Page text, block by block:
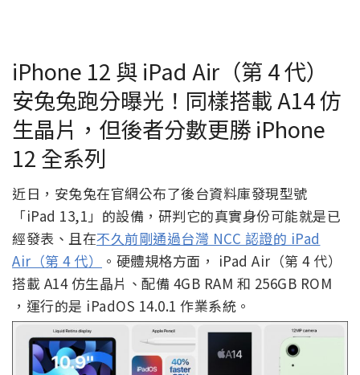
iPhone 12 與 iPad Air（第 4 代）
安兔兔跑分曝光！同樣搭載 A14 仿
生晶片，但後者分數更勝 iPhone
12 全系列
近日，安兔兔在官網公布了後台資料庫發現型號
「iPad 13,1」的設備，研判它的真實身份可能就是已
經發表、且在不久前剛通過台灣 NCC 認證的 iPad
Air（第 4 代）
。硬體規格方面， iPad Air（第 4 代）
搭載 A14 仿生晶片、配備 4GB RAM 和 256GB ROM
，運行的是 iPadOS 14.0.1 作業系統。